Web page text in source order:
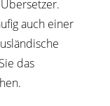
auch einer
das